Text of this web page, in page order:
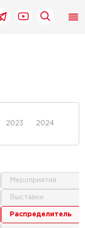
2023
2024
мероприятия
выставки
распределитель